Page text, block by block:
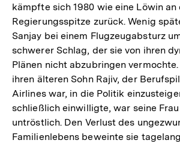
kämpfte sich 1980 wie eine Löwin an
Regierungsspitze zurück. Wenig
Sanjay bei einem Flugzeugabsturz
schwerer Schlag, der sie von ihren
Plänen nicht abzubringen
ihren älteren Sohn Rajiv, der
Airlines war, in die Politik
schließlich einwilligte, war seine Frau
untröstlich. Den Verlust des
Familienlebens beweinte sie